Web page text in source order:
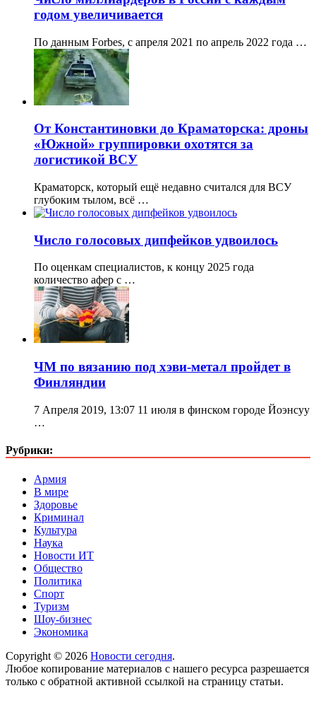
годом увеличивается
По данным Forbes, с апреля 2021 по апрель 2022 года …
От Константиновки до Краматорска: дроны
«Южной» группировки охотятся за
логистикой ВСУ
Краматорск, который ещё недавно считался для ВСУ
глубоким тылом, всё …
Число голосовых дипфейков удвоилось
По оценкам специалистов, к концу 2025 года
количество афер с …
ЧМ по вязанию под хэви-метал пройдет в
Финляндии
7 Апреля 2019, 13:07 11 июля в финском городе Йоэнсуу
…
Рубрики:
Армия
В мире
Здоровье
Криминал
Культура
Наука
Новости ИТ
Общество
Политика
Спорт
Туризм
Шоу-бизнес
Экономика
Copyright © 2026 Новости сегодня.
Любое копирование материалов с нашего ресурса разрешается
только с обратной активной ссылкой на страницу статьи.